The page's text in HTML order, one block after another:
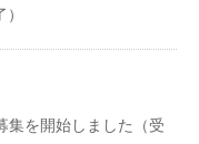
集を開始しました（受